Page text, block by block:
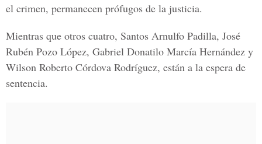
el crimen, permanecen prófugos de la justicia.
Mientras que otros cuatro, Santos Arnulfo Padilla, José
Rubén Pozo López, Gabriel Donatilo Marcía Hernández y
Wilson Roberto Córdova Rodríguez, están a la espera de
sentencia.